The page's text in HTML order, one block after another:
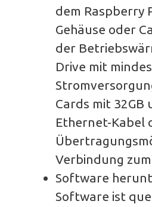
dem Raspberry
Gehäuse oder
der
Drive mit
Cards mit 32GB
Ethernet-Kabel
Verbindung
Software
Software ist